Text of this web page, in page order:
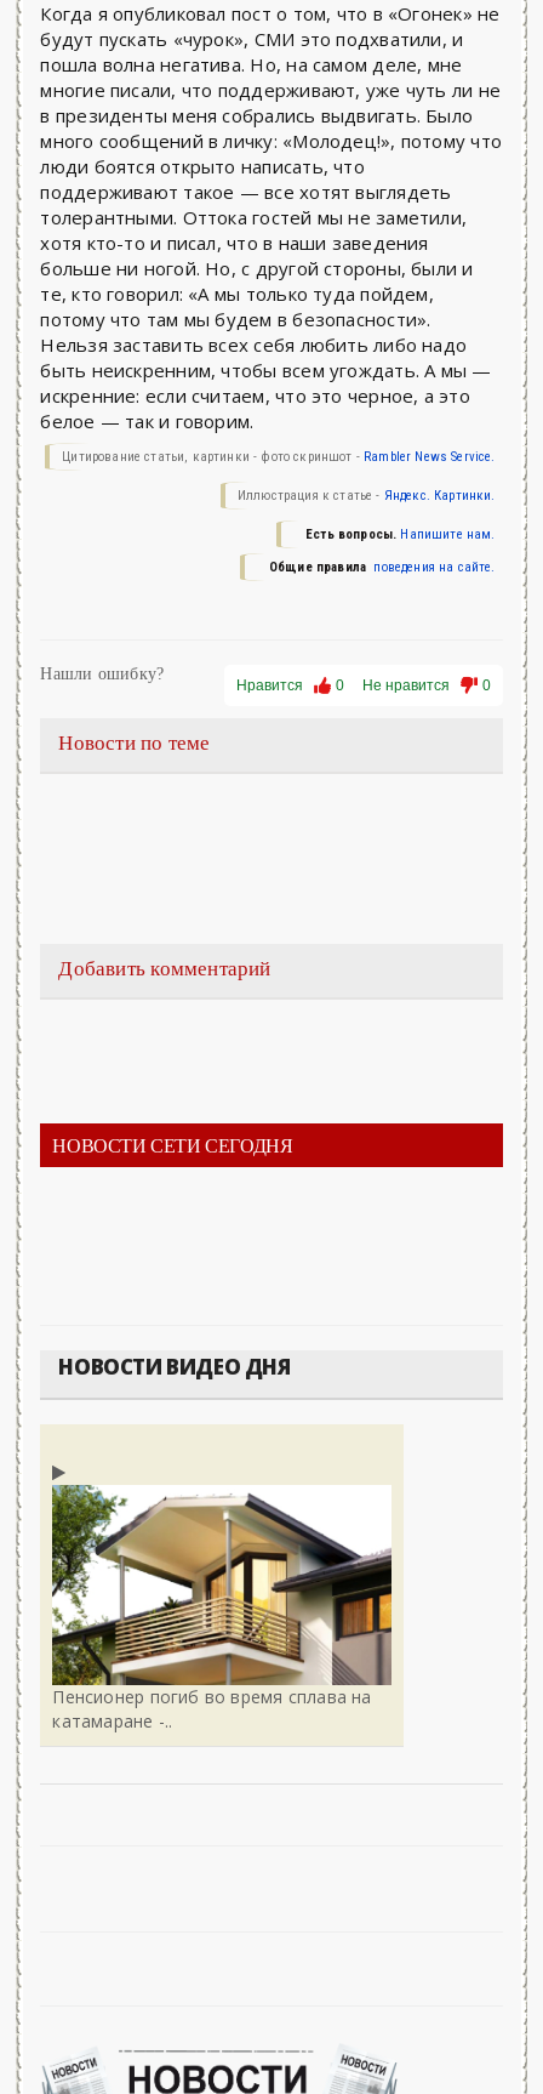
Когда я опубликовал пост о том, что в «Огонек» не
будут пускать «чурок», СМИ это подхватили, и
пошла волна негатива. Но, на самом деле, мне
многие писали, что поддерживают, уже чуть ли не
в президенты меня собрались выдвигать. Было
много сообщений в личку: «Молодец!», потому что
люди боятся открыто написать, что
поддерживают такое — все хотят выглядеть
толерантными. Оттока гостей мы не заметили,
хотя кто-то и писал, что в наши заведения
больше ни ногой. Но, с другой стороны, были и
те, кто говорил: «А мы только туда пойдем,
потому что там мы будем в безопасности».
Нельзя заставить всех себя любить либо надо
быть неискренним, чтобы всем угождать. А мы —
искренние: если считаем, что это черное, а это
белое — так и говорим.
Цитирование статьи, картинки - фото скриншот - Rambler News Service.
Иллюстрация к статье - Яндекс. Картинки.
Есть вопросы. Напишите нам.
Общие правила поведения на сайте.
Нравится 0 Не нравится 0
Нашли ошибку?
Новости по теме
Добавить комментарий
НОВОСТИ СЕТИ СЕГОДНЯ
НОВОСТИ ВИДЕО ДНЯ
Пенсионер погиб во время сплава на
катамаране -..